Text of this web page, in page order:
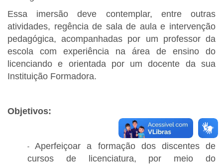
Essa imersão deve contemplar, entre outras
atividades, regência de sala de aula e intervenção
pedagógica, acompanhadas por um professor da
escola com experiência na área de ensino do
licenciando e orientada por um docente da sua
Instituição Formadora.
Objetivos:
Aperfeiçoar a formação dos discentes de
cursos de licenciatura, por meio do